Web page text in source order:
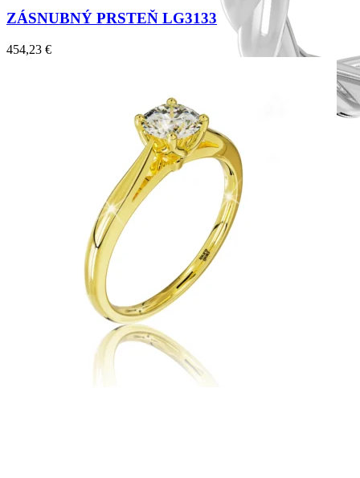
Twist Elegance
Zásnubné prstne z kolekcie Twist Elegance.
ZÁSNUBNÝ PRSTEŇ LG3133
454,23 €